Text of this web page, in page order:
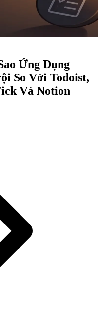
Ứng Dụng
So Với Todoist,
Và Notion